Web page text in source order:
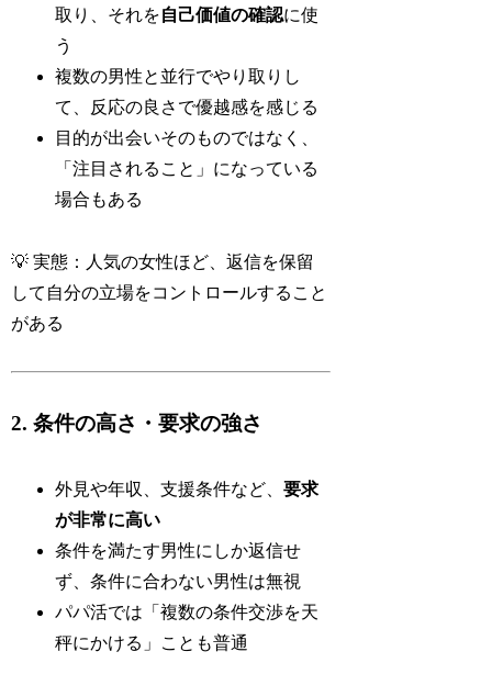
取り、それを自己価値の確認に使
う
複数の男性と並行でやり取りし
て、反応の良さで優越感を感じる
目的が出会いそのものではなく、
「注目されること」になっている
場合もある
💡 実態：人気の女性ほど、返信を保留
して自分の立場をコントロールすること
がある
2. 条件の高さ・要求の強さ
外見や年収、支援条件など、要求
が非常に高い
条件を満たす男性にしか返信せ
ず、条件に合わない男性は無視
パパ活では「複数の条件交渉を天
秤にかける」ことも普通